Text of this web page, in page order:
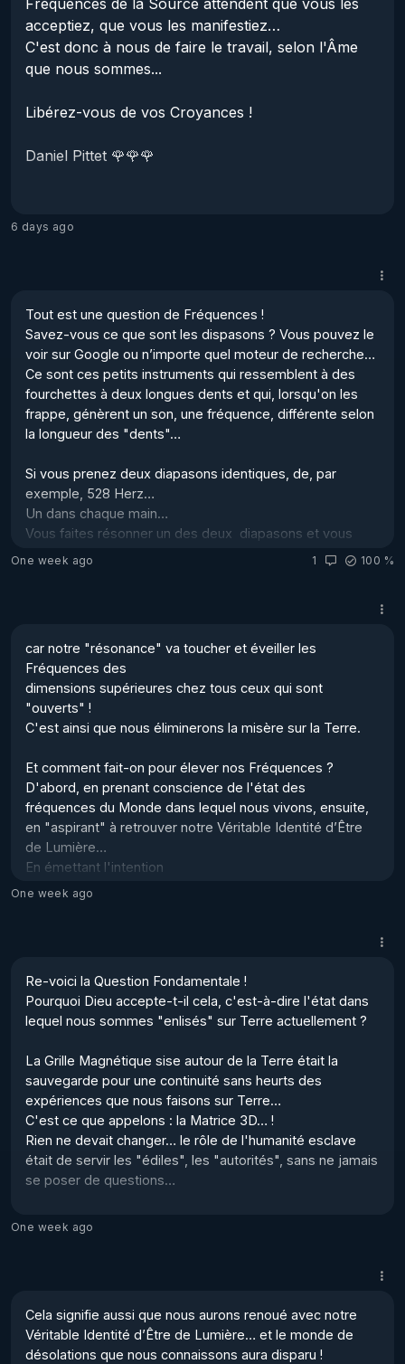
"l'alignement" (avec les richesses universelles) est de
l'arrogance ; que revendiquer la "Souveraineté" (sa
propre Souveraineté) est un ego gonflé ; que de se
plaindre de sa ...
acceptiez, que vous les manifestiez…
C'est donc à nous de faire le travail, selon l'Âme
que nous sommes...
Libérez-vous de vos Croyances !
Daniel Pittet 🌹🌹🌹
6 days ago
Tout est une question de Fréquences !
Savez-vous ce que sont les dispasons ? Vous pouvez le
voir sur Google ou n’importe quel moteur de recherche…
Ce sont ces petits instruments qui ressemblent à des
fourchettes à deux longues dents et qui, lorsqu'on les
frappe, génèrent un son, une fréquence, différente selon
la longueur des "dents"…
Si vous prenez deux diapasons identiques, de, par
exemple, 528 Herz…
Un dans chaque main…
Vous faites résonner un des deux  diapasons et vous
allez voir que le deuxième
Maintenant, prenez deux diapasons de fréquences
différentes.
On reprends celui de 528 Hz dans une main, et dans
l'autre main, on prend un diapason de… 432 Hz ou 963
Hz, peu importe, simplement, il...
One week ago 1 100 %
car notre "résonance" va toucher et éveiller les
Fréquences des
dimensions supérieures chez tous ceux qui sont
"ouverts" !
C'est ainsi que nous éliminerons la misère sur la Terre.
Et comment fait-on pour élever nos Fréquences ?
D'abord, en prenant conscience de l'état des
fréquences du Monde dans lequel nous vivons, ensuite,
en "aspirant" à retrouver notre Véritable Identité d’Être
de Lumière…
En émettant l'intention
de retourner vers la Source…
d'ADN qui étaient encore endormis…
Chaque nouveau codon éveillé augmente
automatiquement notre niveau de fréquences…
Ce n'est pas vous en tant qu'ego qui devez faire
le travail, à p...
One week ago
Re-voici la Question Fondamentale !
Pourquoi Dieu accepte-t-il cela, c'est-à-dire l'état dans
lequel nous sommes "enlisés" sur Terre actuellement ?
La Grille Magnétique sise autour de la Terre était la
sauvegarde pour une continuité sans heurts des
expériences que nous faisons sur Terre…
C'est ce que appelons : la Matrice 3D… !
Rien ne devait changer… le rôle de l'humanité esclave
était de servir les "édiles", les "autorités", sans ne jamais
se poser de questions…
Aujourd'hui, cette Grille Magnétique est en train de
les habitudes, vieilles de millénaires, sont secouées et
ch...
One week ago
Cela signifie aussi que nous aurons renoué avec notre
Véritable Identité d’Être de Lumière… et le monde de
désolations que nous connaissons aura disparu !